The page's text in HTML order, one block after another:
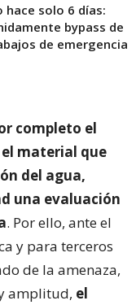
hace solo 6 días:
bypass de
de emergencia
completo el
material que
del agua,
una evaluación
. Por ello, ante el
y para terceros
de la amenaza,
amplitud, el